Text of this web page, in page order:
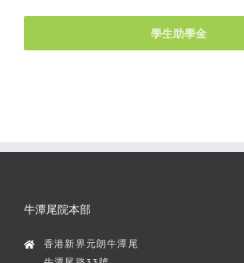
學生助學金
牛潭尾院本部
香港新界元朗牛潭尾